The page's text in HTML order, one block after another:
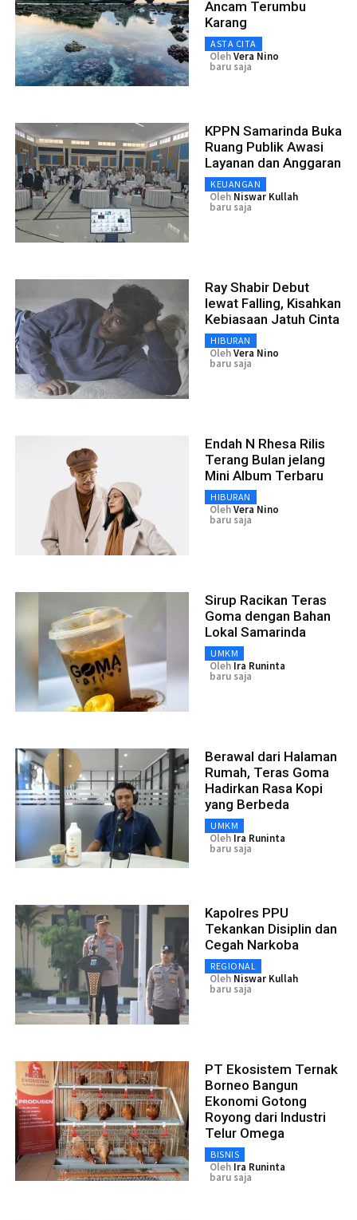
Ancam Terumbu
Karang
ASTA CITA
OlehVera Nino
baru saja
KPPN Samarinda Buka
Ruang Publik Awasi
Layanan dan Anggaran
KEUANGAN
Oleh Niswar Kullah
baru saja
Ray Shabir Debut
lewat Falling, Kisahkan
Kebiasaan Jatuh Cinta
HIBURAN
OlehVera Nino
baru saja
Endah N Rhesa Rilis
Terang Bulan jelang
Mini Album Terbaru
HIBURAN
OlehVera Nino
baru saja
Sirup Racikan Teras
Goma dengan Bahan
Lokal Samarinda
UMKM
Oleh Ira Runinta
baru saja
Berawal dari Halaman
Rumah, Teras Goma
Hadirkan Rasa Kopi
yang Berbeda
UMKM
Oleh Ira Runinta
baru saja
Kapolres PPU
Tekankan Disiplin dan
Cegah Narkoba
REGIONAL
Oleh Niswar Kullah
baru saja
PT Ekosistem Ternak
Borneo Bangun
Ekonomi Gotong
Royong dari Industri
Telur Omega
BISNIS
Oleh Ira Runinta
baru saja